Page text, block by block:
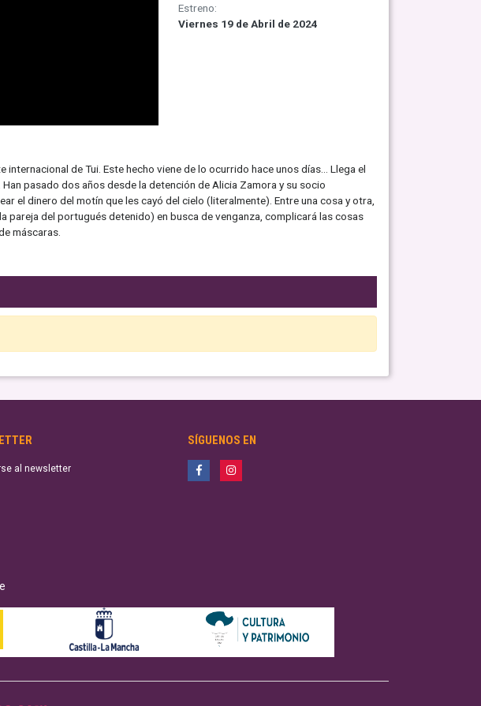
Estreno:
Viernes 19 de Abril de 2024
de Tui. Este hecho viene de lo ocurrido hace unos días… Llega el
pasado dos años desde la detención de Alicia Zamora y su socio
el dinero del motín que les cayó del cielo (literalmente). Entre una cosa y otra,
pareja del portugués detenido) en busca de venganza, complicará las cosas
máscaras.
al newsletter
SÍGUENOS EN